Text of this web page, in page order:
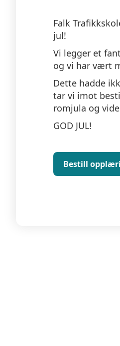
Falk
jul!
Vi legger et
og vi har vært
Dette hadde
tar vi imot
romjula og
GOD JUL!
Bestill